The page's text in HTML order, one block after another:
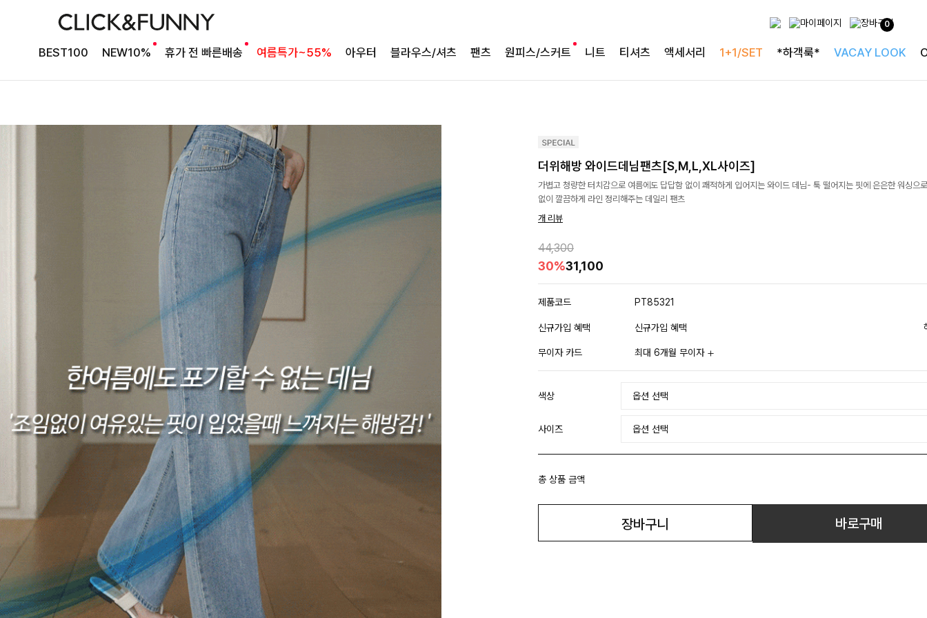
0
BEST100 NEW10% 휴가 전 빠른배송 여름특가~55% 아우터 블라우스/셔츠 팬츠 원피스/스커트 니트 티셔츠 액세서리 1+1/SET *하객룩* VACAY LOOK
더위해방 와이드데님팬츠[S,M,L,XL사이즈]
가볍고 청량한 터치감으로 여름에도 답답함 없이 쾌적하게 입어지는 와이드 데님- 툭 떨어지는 핏에 은은한 워싱으
없이 깔끔하게 라인 정리해주는 데일리 팬츠
개 리뷰
44,300
30%31,100
제품코드 PT85321
신규가입 혜택 신규가입 혜택
무이자 카드 최대 6개월 무이자
색상
사이즈
총 상품 금액
장바구니 바로구매